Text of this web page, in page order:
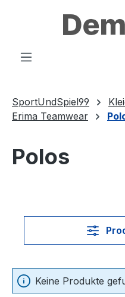
Zum Hauptinhalt springen
SportUndSpiel99
Erima Teamwear
Polos
Keine Produkte